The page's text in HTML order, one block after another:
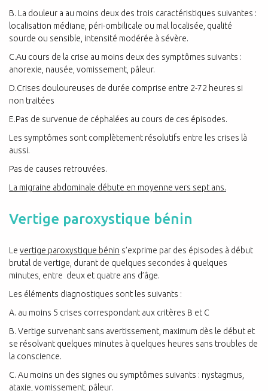
B. La douleur a au moins deux des trois caractéristiques suivantes :
localisation médiane, péri-ombilicale ou mal localisée, qualité
sourde ou sensible, intensité modérée à sévère.
C.Au cours de la crise au moins deux des symptômes suivants :
anorexie, nausée, vomissement, pâleur.
D.Crises douloureuses de durée comprise entre 2-72 heures si
non traitées
E.Pas de survenue de céphalées au cours de ces épisodes.
Les symptômes sont complètement résolutifs entre les crises là
aussi.
Pas de causes retrouvées.
La migraine abdominale débute en moyenne vers sept ans.
Vertige paroxystique bénin
Le vertige paroxystique bénin s’exprime par des épisodes à début
brutal de vertige, durant de quelques secondes à quelques
minutes, entre deux et quatre ans d’âge.
Les éléments diagnostiques sont les suivants :
A. au moins 5 crises correspondant aux critères B et C
B. Vertige survenant sans avertissement, maximum dès le début et
se résolvant quelques minutes à quelques heures sans troubles de
la conscience.
C. Au moins un des signes ou symptômes suivants : nystagmus,
ataxie, vomissement, pâleur.